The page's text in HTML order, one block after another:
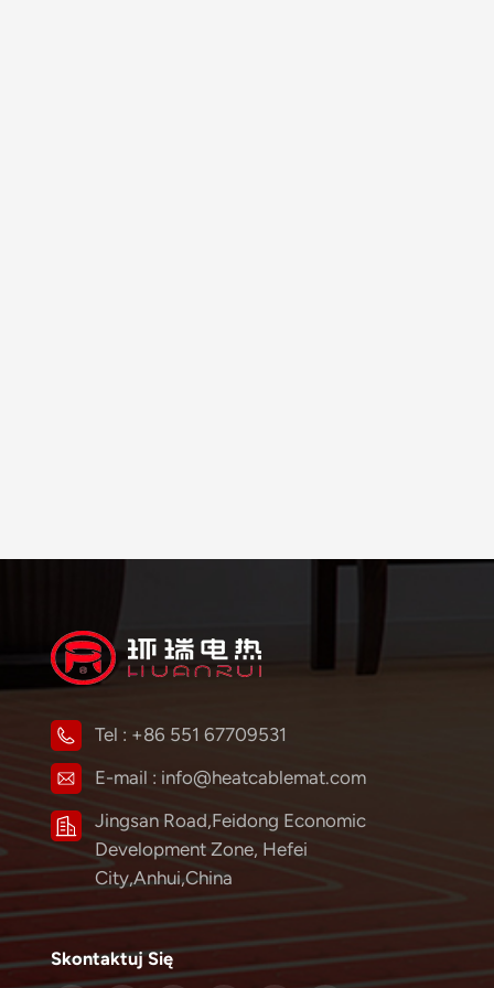
Tel : +86 551 67709531
E-mail : info@heatcablemat.com
Jingsan Road,Feidong Economic
Development Zone, Hefei
City,Anhui,China
Skontaktuj Się